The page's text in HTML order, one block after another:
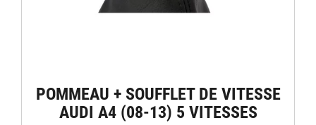
POMMEAU + SOUFFLET DE VITESSE
AUDI A4 (08-13) 5 VITESSES